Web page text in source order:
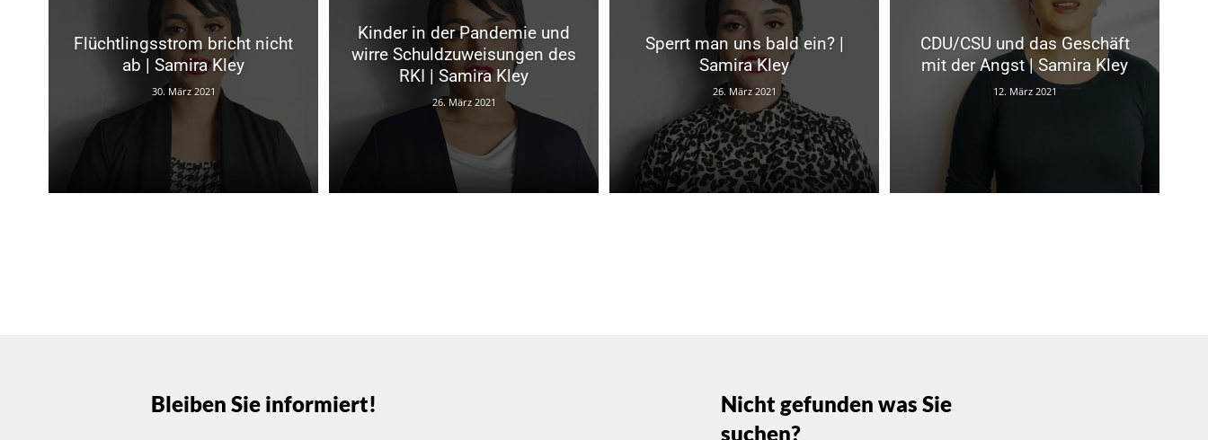
Flüchtlingsstrom bricht nicht
ab | Samira Kley
30. März 2021
Kinder in der Pandemie und
wirre Schuldzuweisungen des
RKI | Samira Kley
26. März 2021
Sperrt man uns bald ein? |
Samira Kley
26. März 2021
CDU/CSU und das Geschäft
mit der Angst | Samira Kley
12. März 2021
Bleiben Sie informiert!
Nicht gefunden was Sie
suchen?